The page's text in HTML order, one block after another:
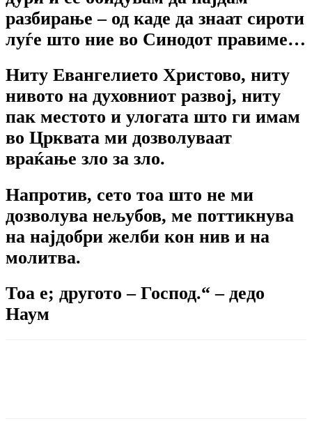
разбирање – од каде да знаат сироти
луѓе што ние во Синодот правиме…
Ниту Евангелието Христово, ниту
нивото на духовниот развој, ниту
пак местото и улогата што ги имам
во Црквата ми дозволуваат
враќање зло за зло.
Напротив, сето тоа што не ми
дозволува нељубов, ме поттикнува
на најдобри желби кон нив и на
молитва.
Тоа е; другото – Господ.“ – дедо
Наум